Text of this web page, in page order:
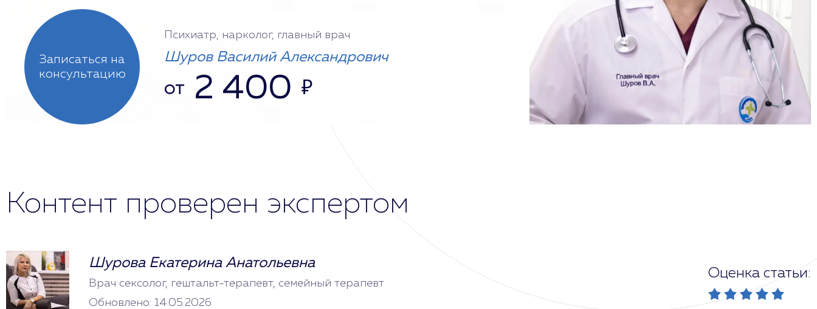
Записаться на
консультацию
Психиатр, нарколог, главный врач
Шуров Василий Александрович
от 2 400 ₽
Контент проверен экспертом
Шурова Екатерина Анатольевна
Врач сексолог, гештальт-терапевт, семейный терапевт
Обновлено: 14.05.2026
Оценка статьи: